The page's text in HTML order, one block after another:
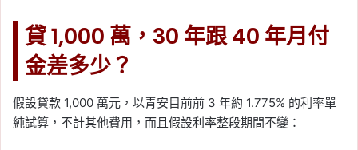
貸 1,000 萬，30 年跟 40 年月付
金差多少？
假設貸款 1,000 萬元，以青安目前前 3 年約 1.775% 的利率單
純試算，不計其他費用，而且假設利率整段期間不變：